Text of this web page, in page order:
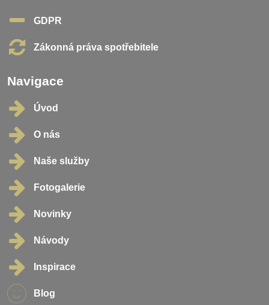
GDPR
Zákonná práva spotřebitele
Navigace
Úvod
O nás
Naše služby
Fotogalerie
Novinky
Návody
Inspirace
Blog